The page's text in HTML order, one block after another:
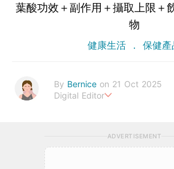
葉酸功效＋副作用＋攝取上限＋
物
健康生活 保健產
By Bernice on 21 Oct 2025
Digital Editor
寫作方式，深入見解和實用建議贏得了讀者
anLife Health，她致力於向大家傳遞更多健
起實現更健康、更幸福的生活。
ADVERTISEMENT